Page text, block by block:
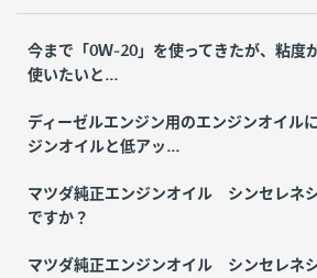
今まで「0Ｗ-20」を使ってきたが、粘度
使いたいと...
ディーゼルエンジン用のエンジンオイル
ジンオイルと低アッ...
マツダ純正エンジンオイル シンセレネ
ですか？
マツダ純正エンジンオイル シンセレネ